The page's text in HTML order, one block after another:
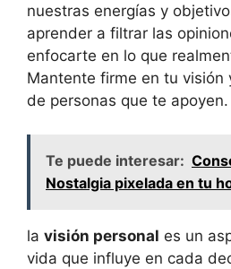
nuestras energías y
aprender a filtrar las
enfocarte en lo que
Mantente firme en tu visión
de personas que te apoyen.
Te puede interesar:
Nostalgia pixelada en tu
la visión personal es un
vida que influye en cada